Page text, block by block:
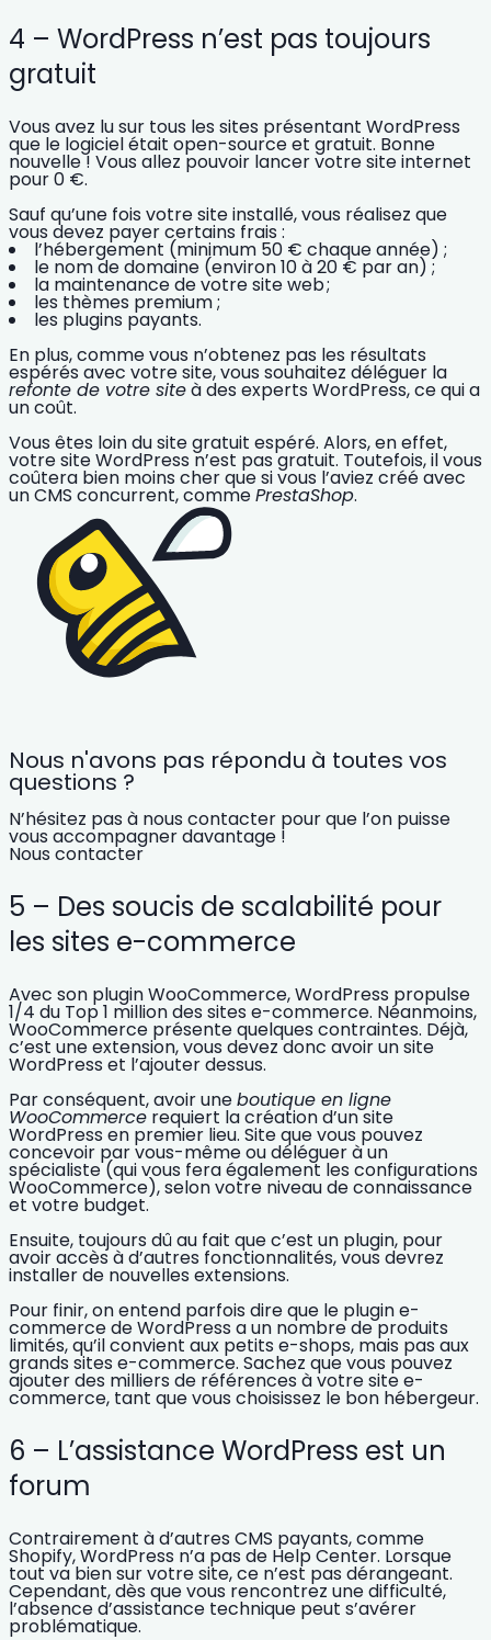
4 – WordPress n’est pas toujours
gratuit
Vous avez lu sur tous les sites présentant WordPress
que le logiciel était open-source et gratuit. Bonne
nouvelle ! Vous allez pouvoir lancer votre site internet
pour 0 €.
Sauf qu’une fois votre site installé, vous réalisez que
vous devez payer certains frais :
l’hébergement (minimum 50 € chaque année) ;
le nom de domaine (environ 10 à 20 € par an) ;
la maintenancede votre site web ;
les thèmes premium;
les plugins payants.
En plus, comme vous n’obtenez pas les résultats
espérés avec votre site, vous souhaitez déléguer la
refonte de votre siteà des experts WordPress, ce qui a
un coût.
Vous êtes loin du site gratuit espéré. Alors, en effet,
votre site WordPress n’est pas gratuit. Toutefois, il vous
coûtera bien moins cherque si vous l’aviez créé avec
un CMS concurrent, commePrestaShop.
Nous n'avons pas répondu à toutes vos
questions ?
N’hésitez pas à nous contacter pour que l’on puisse
vous accompagner davantage !
Nous contacter
5 – Des soucis de scalabilité pour
les sites e-commerce
Avec son pluginWooCommerce, WordPress propulse
1/4 du Top 1 million des sites e-commerce. Néanmoins,
WooCommerce présente quelques contraintes. Déjà,
c’est uneextension, vous devez donc avoir un site
WordPress et l’ajouter dessus.
Par conséquent, avoir uneboutique en ligne
WooCommerce requiert lacréation d’un site
WordPress en premier lieu. Site que vous pouvez
concevoir par vous-même ou déléguer à un
spécialiste (qui vous fera également les configurations
WooCommerce), selon votre niveau de connaissance
et votre budget.
Ensuite, toujours dû au fait que c’est un plugin, pour
avoir accès à d’autres fonctionnalités, vous devrez
installer de nouvelles extensions.
Pour finir, on entend parfois dire que le plugin e-
commerce de WordPress a un nombre de produits
limités, qu’il convient aux petits e-shops, mais pas aux
grands sites e-commerce. Sachez que vous pouvez
ajouter des milliers de références à votre site e-
commerce, tant que vous choisissez le bon hébergeur.
6 – L’assistance WordPress est un
forum
Contrairement à d’autres CMS payants, comme
Shopify,WordPress n’a pas de Help Center. Lorsque
tout va bien sur votre site, ce n’est pas dérangeant.
Cependant, dès que vous rencontrez une difficulté,
l’absence d’assistance technique peut s’avérer
problématique.